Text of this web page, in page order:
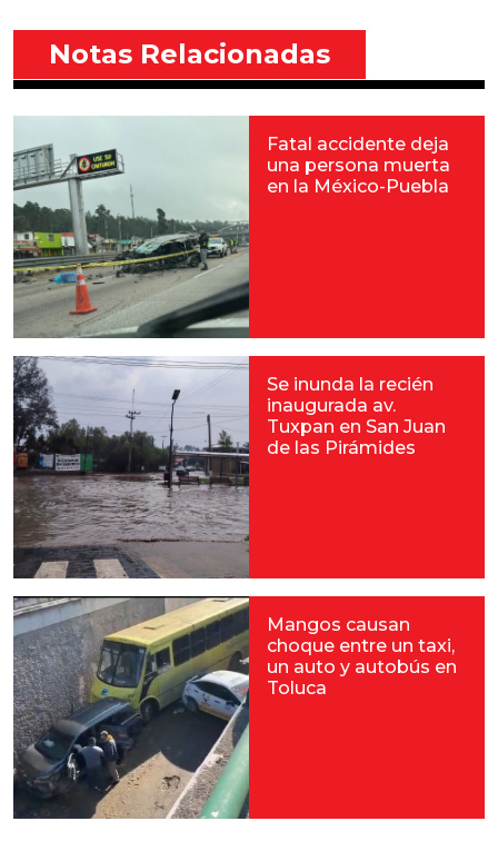
Notas Relacionadas
Fatal accidente deja
una persona muerta
en la México-Puebla
Se inunda la recién
inaugurada av.
Tuxpan en San Juan
de las Pirámides
Mangos causan
choque entre un taxi,
un auto y autobús en
Toluca